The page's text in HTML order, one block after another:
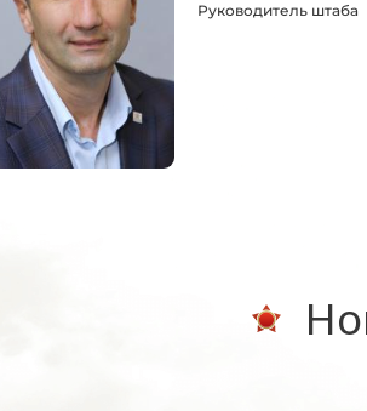
Руководитель штаба